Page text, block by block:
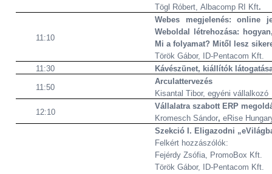
Tögl Róbert, Albacomp RI Kft.
11:10
Webes megjelenés: online
Weboldal létrehozása:
Mi a folyamat? Mitől lesz
Török Gábor,
ID-Pentacom Kft.
11:30
Kávészünet, kiállítók
11:50
Arculattervezés
Kisantal Tibor, egyéni vállalkozó
12:10
Vállalatra szabott ERP
Kromesch Sándor,eRise
Szekció I. Eligazodni
Felkért hozzászólók:
Fejérdy Zsófia, PromoBox Kft.
Török Gábor, ID-Pentacom Kft.